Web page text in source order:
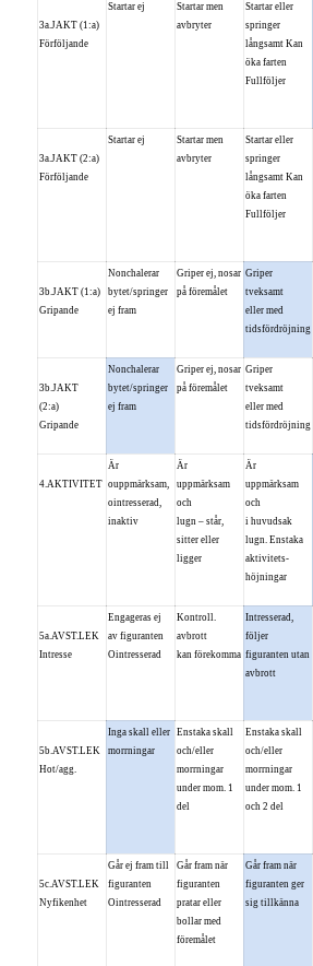
3a.JAKT (1:a)
Förföljande
Startar ej
Startar men
avbryter
Startar eller
springer
långsamt Kan
öka farten
Fullföljer
3a.JAKT (2:a)
Förföljande
Startar ej
Startar men
avbryter
Startar eller
springer
långsamt Kan
öka farten
Fullföljer
3b.JAKT (1:a)
Gripande
Nonchalerar
bytet/springer
ej fram
Griper ej, nosar
på föremålet
Griper
tveksamt
eller med
tidsfördröjning
3b.JAKT
(2:a)
Gripande
Nonchalerar
bytet/springer
ej fram
Griper ej, nosar
på föremålet
Griper
tveksamt
eller med
tidsfördröjning
4.AKTIVITET
Är
ouppmärksam,
ointresserad,
inaktiv
Är
uppmärksam
och
lugn – står,
sitter eller
ligger
Är
uppmärksam
och
i huvudsak
lugn. Enstaka
aktivitets-
höjningar
5a.AVST.LEK
Intresse
Engageras ej
av figuranten
Ointresserad
Kontroll.
avbrott
kan förekomma
Intresserad,
följer
figuranten utan
avbrott
5b.AVST.LEK
Hot/agg.
Inga skall eller
morrningar
Enstaka skall
och/eller
morrningar
under mom. 1
del
Enstaka skall
och/eller
morrningar
under mom. 1
och 2 del
5c.AVST.LEK
Nyfikenhet
Går ej fram till
figuranten
Ointresserad
Går fram när
figuranten
pratar eller
bollar med
föremålet
Går fram när
figuranten ger
sig tillkänna